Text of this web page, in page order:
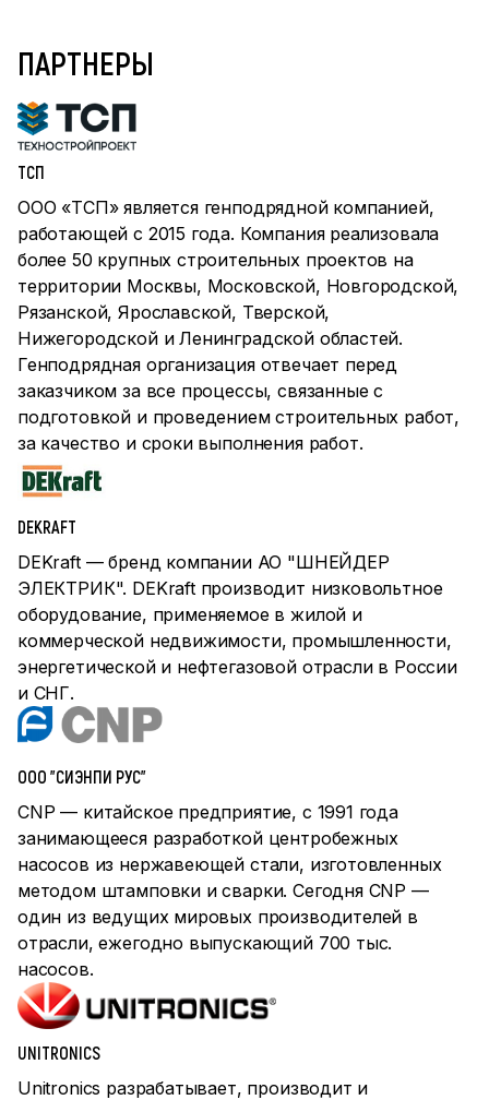
ПАРТНЕРЫ
ТСП
ООО «ТСП» является генподрядной компанией,
работающей с 2015 года. Компания реализовала
более 50 крупных строительных проектов на
территории Москвы, Московской, Новгородской,
Рязанской, Ярославской, Тверской,
Нижегородской и Ленинградской областей.
Генподрядная организация отвечает перед
заказчиком за все процессы, связанные с
подготовкой и проведением строительных работ,
за качество и сроки выполнения работ.
DEKRAFT
DEKraft — бренд компании АО "ШНЕЙДЕР
ЭЛЕКТРИК". DEKraft производит низковольтное
оборудование, применяемое в жилой и
коммерческой недвижимости, промышленности,
энергетической и нефтегазовой отрасли в России
и СНГ.
ООО "СИЭНПИ РУС"
CNP — китайское предприятие, с 1991 года
занимающееся разработкой центробежных
насосов из нержавеющей стали, изготовленных
методом штамповки и сварки. Сегодня CNP —
один из ведущих мировых производителей в
отрасли, ежегодно выпускающий 700 тыс.
насосов.
UNITRONICS
Unitronics разрабатывает, производит и